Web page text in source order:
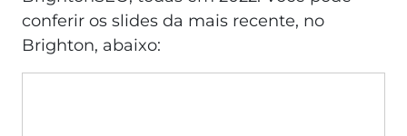
conferir os slides da mais recente, no
Brighton, abaixo: